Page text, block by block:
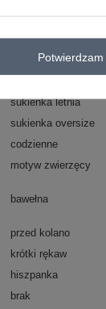
sukienka letnia
sukienka oversize
codzienne
motyw zwierzęcy
bawełna
przed kolano
krótki rękaw
hiszpanka
brak